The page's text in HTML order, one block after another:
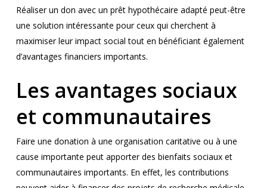
Réaliser un don avec un prêt hypothécaire adapté peut-être
une solution intéressante pour ceux qui cherchent à
maximiser leur impact social tout en bénéficiant également
d’avantages financiers importants.
Les avantages sociaux
et communautaires
Faire une donation à une organisation caritative ou à une
cause importante peut apporter des bienfaits sociaux et
communautaires importants. En effet, les contributions